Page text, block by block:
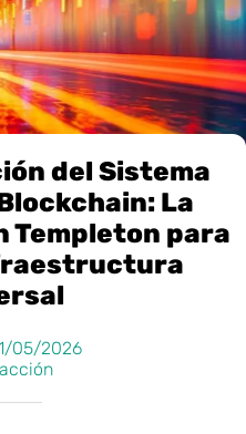
del Sistema
La
Templeton para
05/2026